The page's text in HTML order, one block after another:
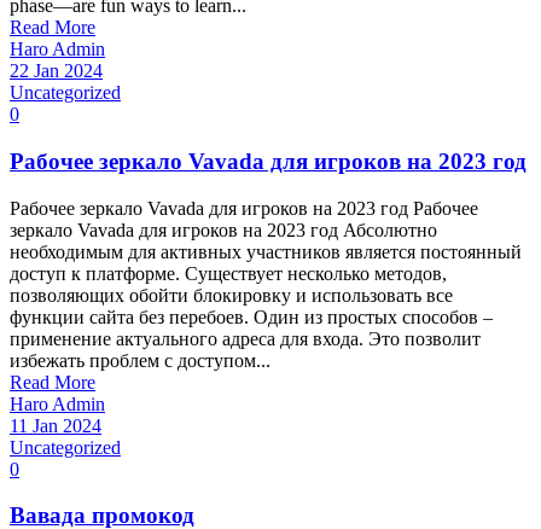
phase—are fun ways to learn...
Read More
Haro Admin
22 Jan 2024
Uncategorized
0
Рабочее зеркало Vavada для игроков на 2023 год
Рабочее зеркало Vavada для игроков на 2023 год Рабочее
зеркало Vavada для игроков на 2023 год Абсолютно
необходимым для активных участников является постоянный
доступ к платформе. Существует несколько методов,
позволяющих обойти блокировку и использовать все
функции сайта без перебоев. Один из простых способов –
применение актуального адреса для входа. Это позволит
избежать проблем с доступом...
Read More
Haro Admin
11 Jan 2024
Uncategorized
0
Вавада промокод